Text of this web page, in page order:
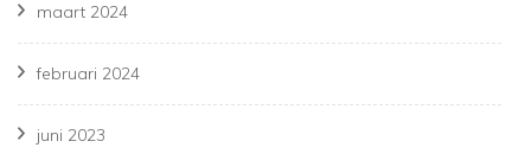
maart 2024
februari 2024
juni 2023